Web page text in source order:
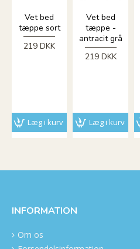
Vet bed
tæppe sort
219 DKK
Læg i kurv
Vet bed
tæppe -
antracit grå
219 DKK
Læg i kurv
INFORMATION
Om os